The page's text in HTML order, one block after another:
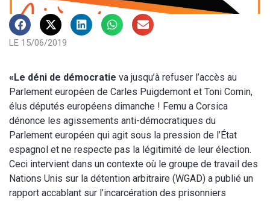
LE 15/06/2019
«Le déni de démocratie va jusqu’à refuser l’accès au
Parlement européen de Carles Puigdemont et Toni Comin,
élus députés européens dimanche ! Femu a Corsica
dénonce les agissements anti-démocratiques du
Parlement européen qui agit sous la pression de l’État
espagnol et ne respecte pas la légitimité de leur élection.
Ceci intervient dans un contexte où le groupe de travail des
Nations Unis sur la détention arbitraire (WGAD) a publié un
rapport accablant sur l’incarcération des prisonniers